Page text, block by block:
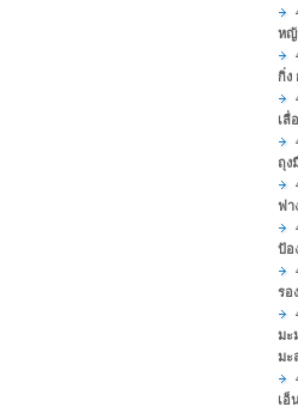
หญ้
กิ่ง
เลื่
ถุง
ฟา
ป้อ
รอ
มะ
มะ
เอ็